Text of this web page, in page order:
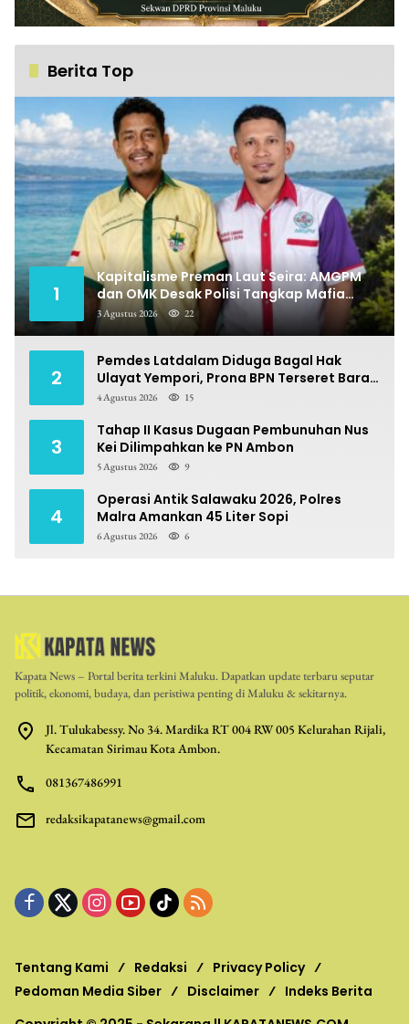
Berita Top
1
Kapitalisme Preman Laut Seira: AMGPM
dan OMK Desak Polisi Tangkap Mafia
Pungli
3 Agustus 2026 22
2
Pemdes Latdalam Diduga Bagal Hak
Ulayat Yempori, Prona BPN Terseret Bara
Sengketa
4 Agustus 2026 15
3
Tahap II Kasus Dugaan Pembunuhan Nus
Kei Dilimpahkan ke PN Ambon
5 Agustus 2026 9
4
Operasi Antik Salawaku 2026, Polres
Malra Amankan 45 Liter Sopi
6 Agustus 2026 6
Kapata News – Portal berita terkini Maluku. Dapatkan update terbaru seputar
politik, ekonomi, budaya, dan peristiwa penting di Maluku & sekitarnya.
Jl. Tulukabessy. No 34. Mardika RT 004 RW 005 Kelurahan Rijali,
Kecamatan Sirimau Kota Ambon.
081367486991
redaksikapatanews@gmail.com
Tentang Kami Redaksi
Privacy Policy
Pedoman Media Siber
Disclaimer
Indeks Berita